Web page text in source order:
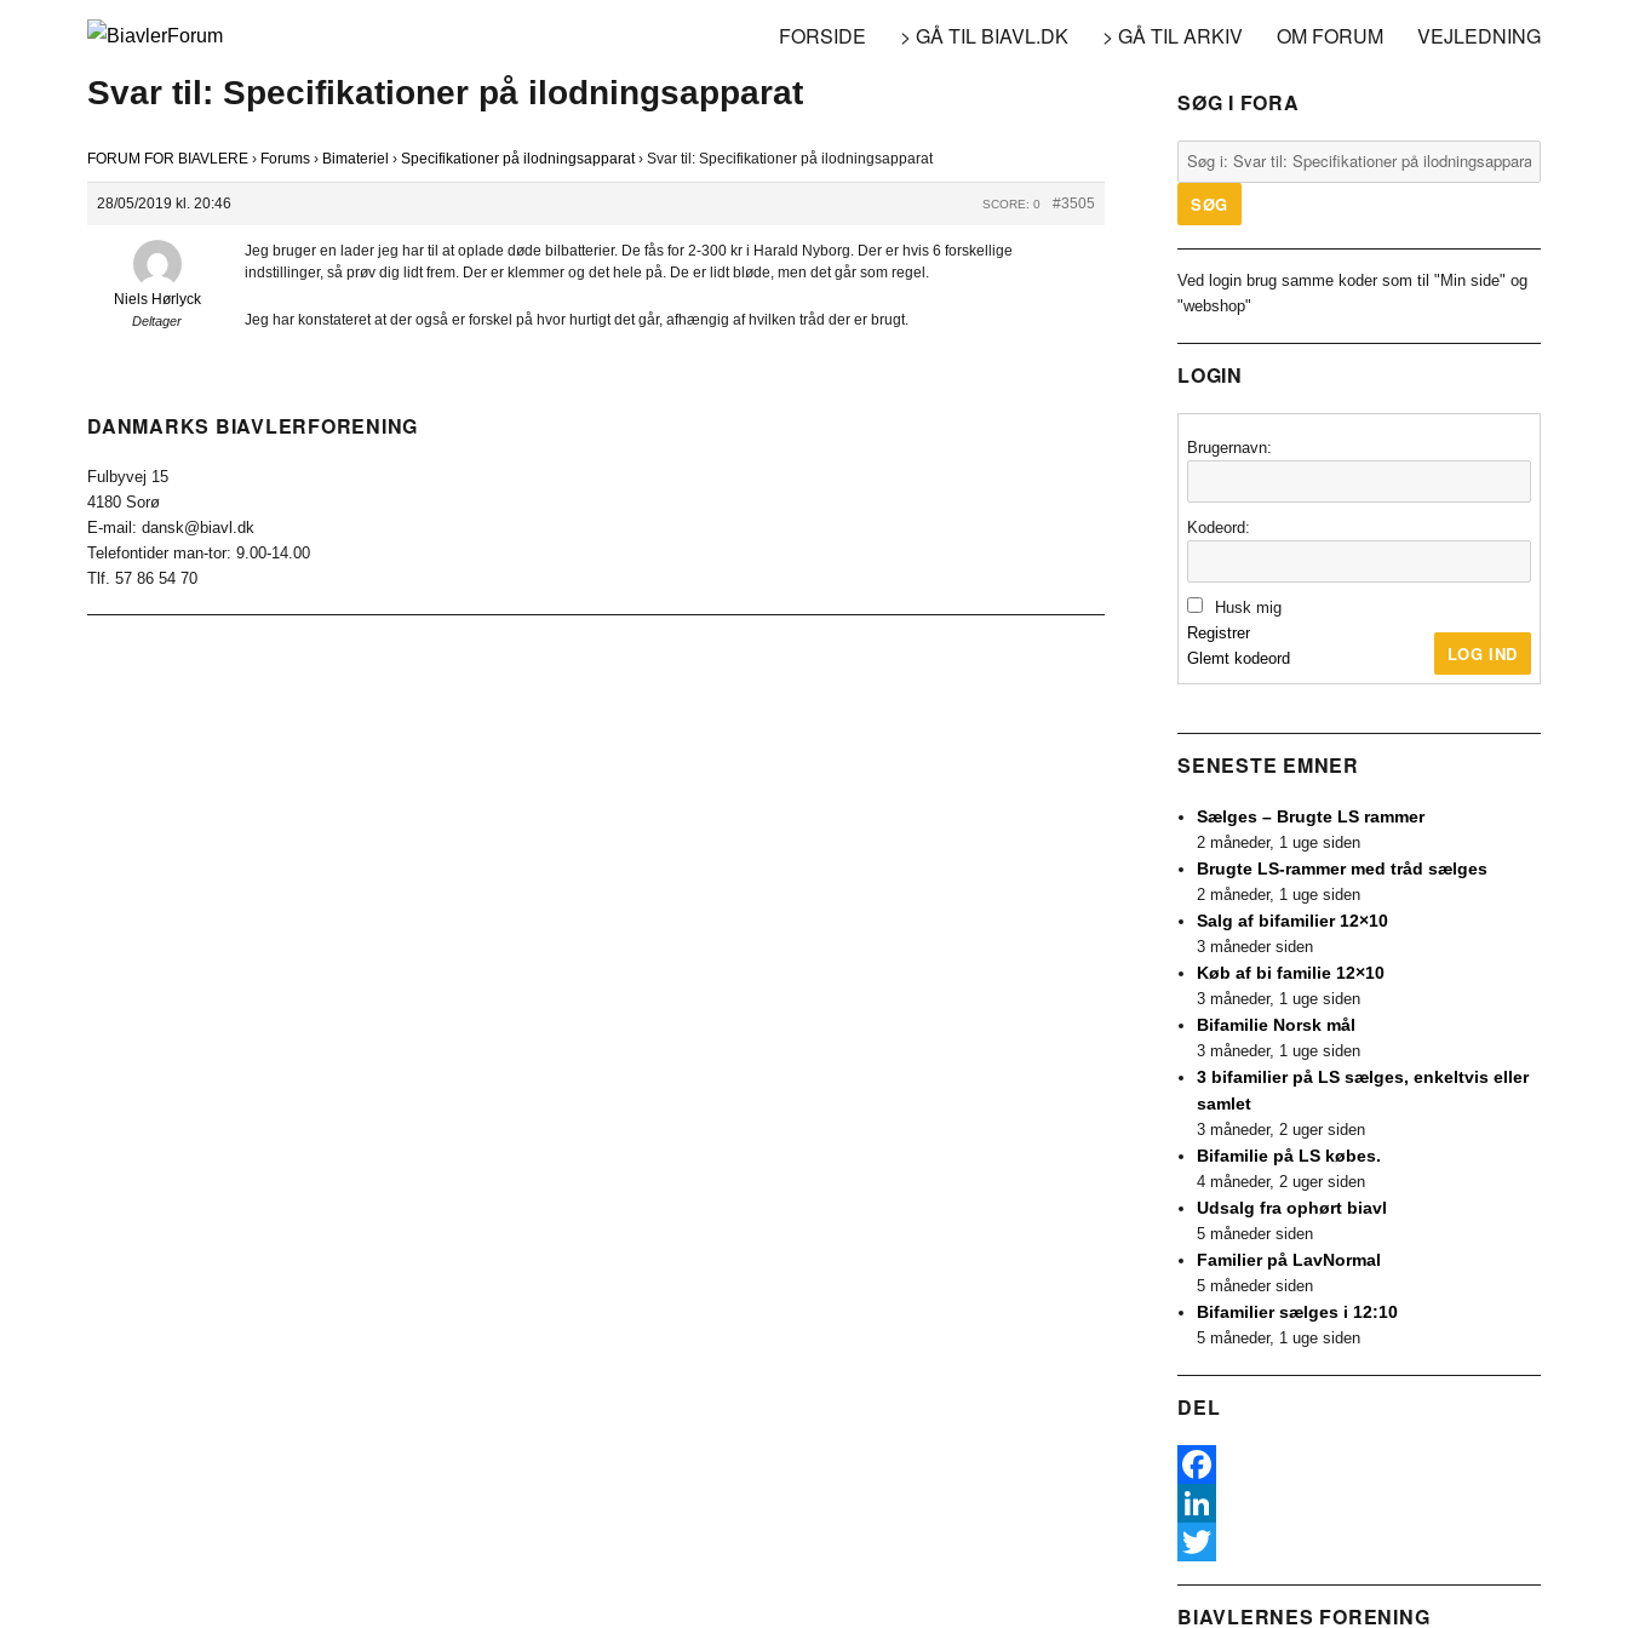
FORSIDE > GÅ TIL BIAVL.DK > GÅ TIL ARKIV OM FORUM VEJLEDNING
Svar til: Specifikationer på ilodningsapparat
FORUM FOR BIAVLERE › Forums › Bimateriel › Specifikationer på ilodningsapparat › Svar til: Specifikationer på ilodningsapparat
28/05/2019 kl. 20:46 #3505
SCORE: 0
Niels Hørlyck
Deltager
Jeg bruger en lader jeg har til at oplade døde bilbatterier. De fås for 2-300 kr i Harald Nyborg. Der er hvis 6 forskellige
indstillinger, så prøv dig lidt frem. Der er klemmer og det hele på. De er lidt bløde, men det går som regel.
Jeg har konstateret at der også er forskel på hvor hurtigt det går, afhængig af hvilken tråd der er brugt.
DANMARKS BIAVLERFORENING
Fulbyvej 15
4180 Sorø
E-mail: dansk@biavl.dk
Telefontider man-tor: 9.00-14.00
Tlf. 57 86 54 70
SØG I FORA
Ved login brug samme koder som til "Min side" og
"webshop"
LOGIN
Brugernavn:
Kodeord:
Husk mig
LOG IND
Registrer
Glemt kodeord
SENESTE EMNER
Sælges – Brugte LS rammer
2 måneder, 1 uge siden
Brugte LS-rammer med tråd sælges
2 måneder, 1 uge siden
Salg af bifamilier 12×10
3 måneder siden
Køb af bi familie 12×10
3 måneder, 1 uge siden
Bifamilie Norsk mål
3 måneder, 1 uge siden
3 bifamilier på LS sælges, enkeltvis eller
samlet
3 måneder, 2 uger siden
Bifamilie på LS købes.
4 måneder, 2 uger siden
Udsalg fra ophørt biavl
5 måneder siden
Familier på LavNormal
5 måneder siden
Bifamilier sælges i 12:10
5 måneder, 1 uge siden
DEL
F
a
e
L
nw
BIAVLERNES FORENING